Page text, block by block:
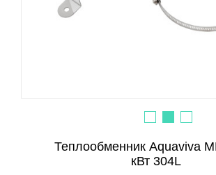
Теплообменник Aquaviva
кВт 304L